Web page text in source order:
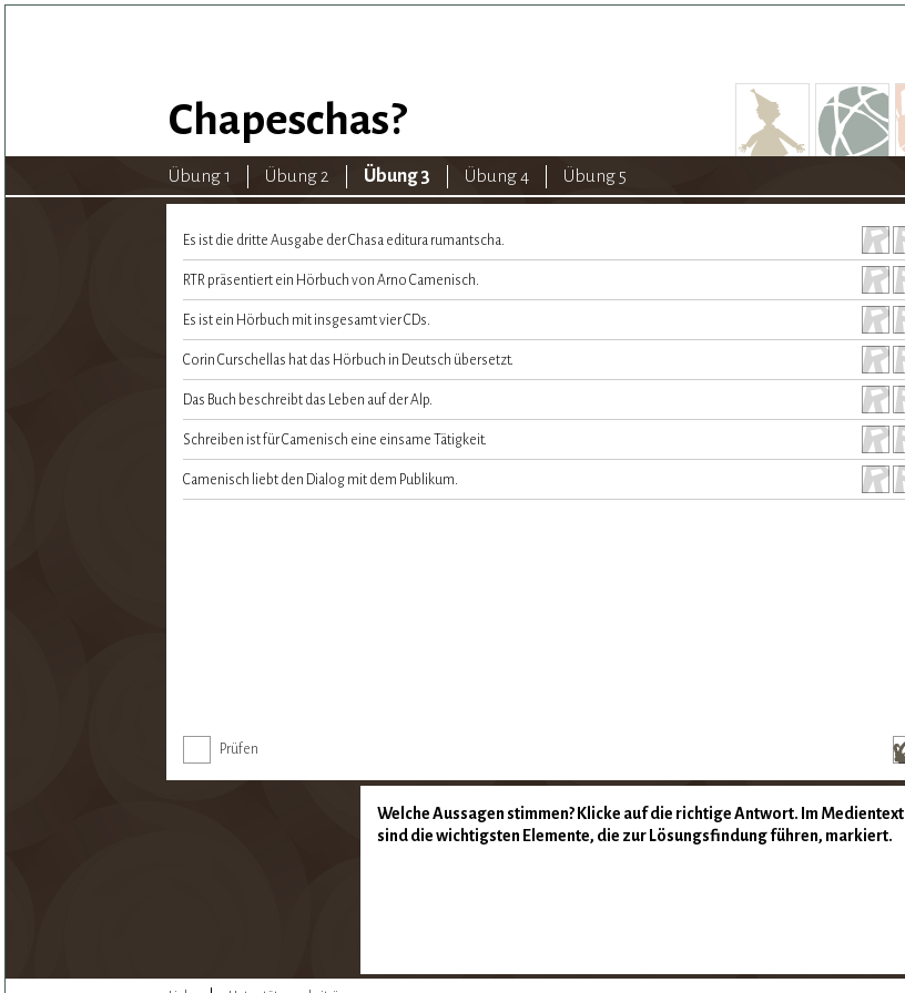
Chapeschas?
Übung 1 Übung 2 Übung 3 Übung 4 Übung 5
Es ist die dritte Ausgabe der Chasa editura rumantscha.
RTR präsentiert ein Hörbuch von Arno Camenisch.
Es ist ein Hörbuch mit insgesamt vier CDs.
Corin Curschellas hat das Hörbuch in Deutsch übersetzt.
Das Buch beschreibt das Leben auf der Alp.
Schreiben ist für Camenisch eine einsame Tätigkeit.
Camenisch liebt den Dialog mit dem Publikum.
Prüfen
Welche Aussagen stimmen? Klicke auf die richtige Antwort. Im Medientext
sind die wichtigsten Elemente, die zur Lösungsfindung führen, markiert.